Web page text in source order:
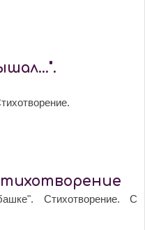
Стихотворение. С